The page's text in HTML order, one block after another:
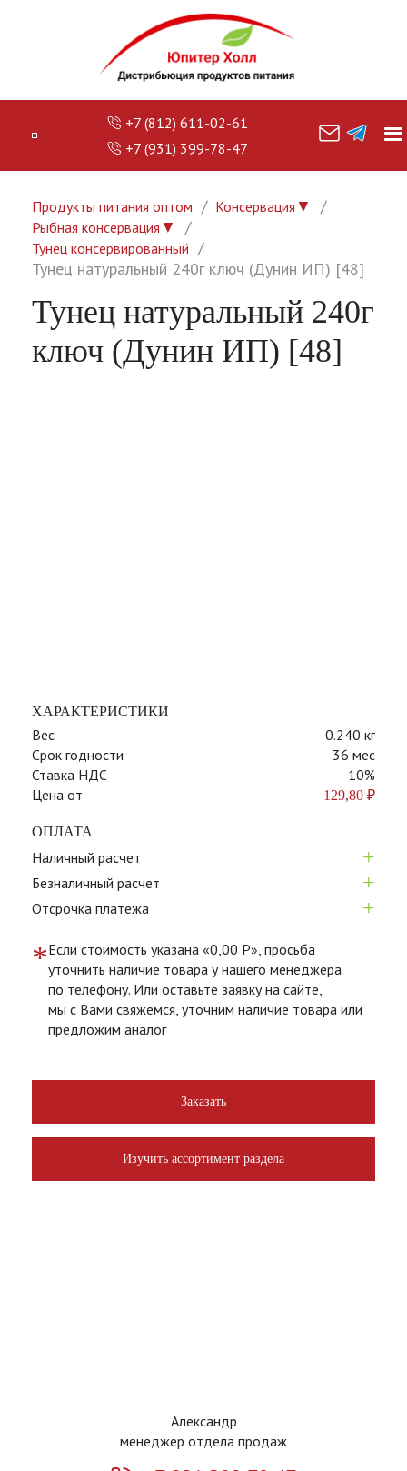
+7 (812) 611-02-61
+7 (931) 399-78-47
Продукты питания оптом Консервация ▼
Рыбная консервация ▼
Тунец консервированный
Тунец натуральный 240г ключ (Дунин ИП) [48]
Тунец натуральный 240г
ключ (Дунин ИП) [48]
ХАРАКТЕРИСТИКИ
Вес
0.240 кг
Срок годности
36 мес
Ставка НДС
10%
Цена от
129,80 ₽
ОПЛАТА
Наличный расчет +
Безналичный расчет +
Отсрочка платежа +
*Если стоимость указана «0,00 Р», просьба
уточнить наличие товара у нашего менеджера
по телефону. Или оставьте заявку на сайте,
мы с Вами свяжемся, уточним наличие товара или
предложим аналог
Заказать
Изучить ассортимент раздела
Александр
менеджер отдела продаж